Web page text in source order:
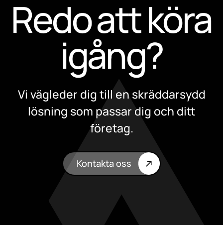
Redo att köra
igång?
Vi vägleder dig till en skräddarsydd
lösning som passar dig och ditt
företag.
Kontakta oss